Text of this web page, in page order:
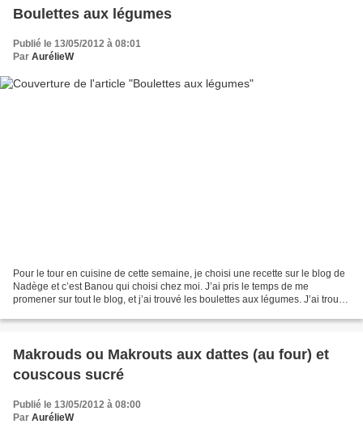
Boulettes aux légumes
Publié le 13/05/2012 à 08:01
Par AurélieW
Pour le tour en cuisine de cette semaine, je choisi une recette sur le blog de
Nadège et c’est Banou qui choisi chez moi. J’ai pris le temps de me
promener sur tout le blog, et j’ai trouvé les boulettes aux légumes. J’ai trouvé
Makrouds ou Makrouts aux dattes (au four) et
couscous sucré
Publié le 13/05/2012 à 08:00
Par AurélieW